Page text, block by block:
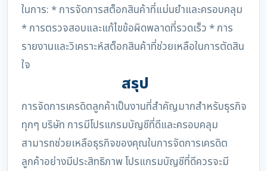
ในการ: * การจัดการสต็อกสินค้าที่แม่นยำและครอบคลุม
* การตรวจสอบและแก้ไขข้อผิดพลาดที่รวดเร็ว * การ
รายงานและวิเคราะห์สต็อกสินค้าที่ช่วยเหลือในการตัดสิน
ใจ
สรุป
การจัดการเครดิตลูกค้าเป็นงานที่สำคัญมากสำหรับธุรกิจ
ทุกๆ บริษัท การมีโปรแกรมบัญชีที่ดีและครอบคลุม
สามารถช่วยเหลือธุรกิจของคุณในการจัดการเครดิต
ลูกค้าอย่างมีประสิทธิภาพ โปรแกรมบัญชีที่ดีควรจะมี